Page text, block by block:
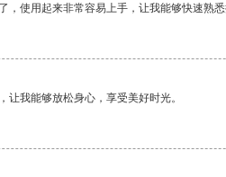
，使用起来非常容易上手，让我能够快速熟
让我能够放松身心，享受美好时光。